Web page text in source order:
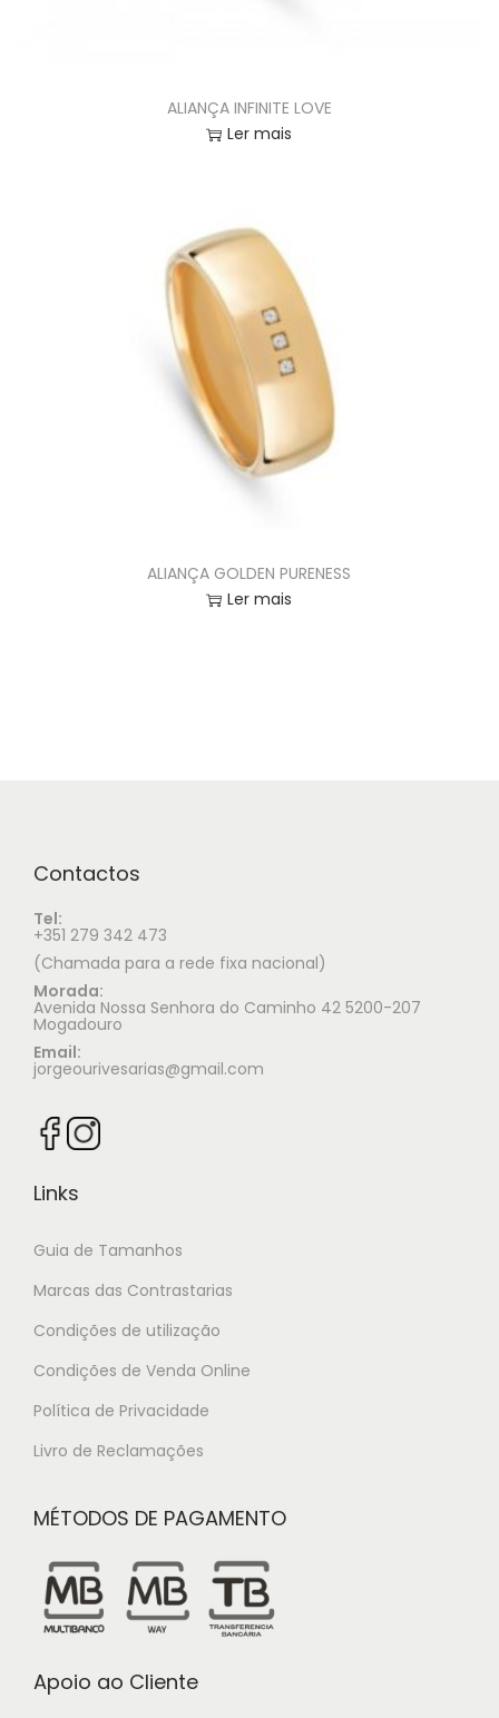
ALIANÇA INFINITE LOVE
Ler mais
ALIANÇA GOLDEN PURENESS
Ler mais
Contactos
Tel:
+351 279 342 473
(Chamada para a rede fixa nacional)
Morada:
Avenida Nossa Senhora do Caminho 42 5200-207
Mogadouro
Email:
jorgeourivesarias@gmail.com
Links
Guia de Tamanhos
Marcas das Contrastarias
Condições de utilização
Condições de Venda Online
Política de Privacidade
Livro de Reclamações
MÉTODOS DE PAGAMENTO
Apoio ao Cliente